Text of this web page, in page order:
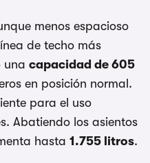
menos espacioso
de techo más
una capacidad de 605
en posición normal.
para el uso
Abatiendo los asientos
hasta 1.755 litros.